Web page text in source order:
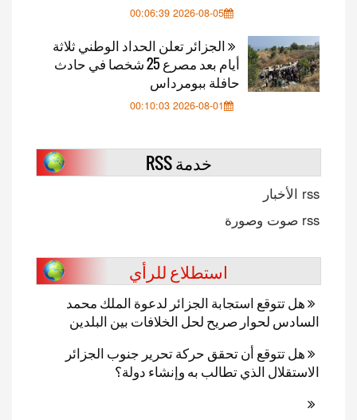
2026-08-05 00:06:39
الجزائر تعلن الحداد الوطني ثلاثة
أيام بعد مصرع 25 شخصا في حادث
حافلة ببومرداس
2026-08-01 00:10:03
خدمة RSS
rss الأخبار
rss صوت وصورة
استطلاع للرأي
هل تتوقع استجابة الجزائر لدعوة الملك محمد
السادس لحوار صريح لحل الخلافات بين البلدين
هل تتوقع أن تحقق حركة تحرير جنوب الجزائر
الاستقلال الذي تطالب به وإنشاء دولة؟